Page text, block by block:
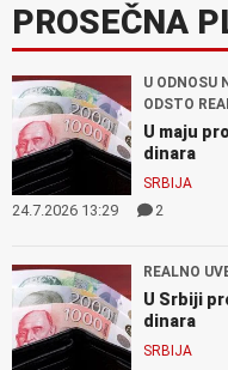
PROSEČNA
U ODNOSU
ODSTO
U maju
dinara
SRBIJA
24.7.2026 13:29 2
REALNO
U Srbiji
dinara
SRBIJA